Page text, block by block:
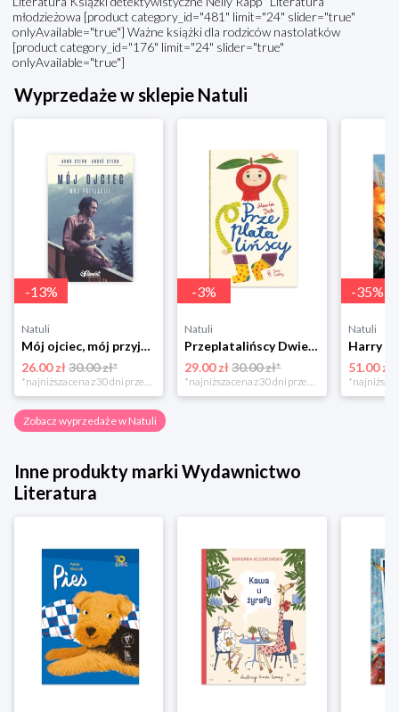
młodzieżowa [product category_id="481" limit="24" slider="true"
onlyAvailable="true"] Ważne książki dla rodziców nastolatków
[product category_id="176" limit="24" slider="true"
onlyAvailable="true"]
Wyprzedaże w sklepie Natuli
-13%
Natuli
Mój ojciec, mój przyjaciel Element
26.00 zł30.00 zł*
*najniższa cena z 30 dni przed obniżką
-3%
Natuli
Przeplatalińscy Dwie siostry
29.00 zł 30.00 zł*
*najniższa cena z 30 dni przed obniżką
-35%
Natuli
51.00 zł
Zobacz wyprzedaże w Natuli
Inne produkty marki Wydawnictwo
Literatura